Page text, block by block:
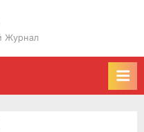
Журнал